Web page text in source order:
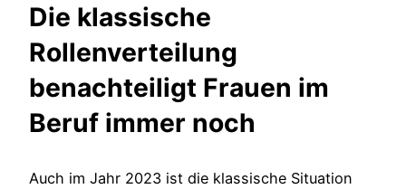
Die klassische
Rollenverteilung
benachteiligt Frauen im
Beruf immer noch
Auch im Jahr 2023 ist die klassische Situation